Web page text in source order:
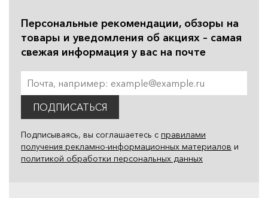
Персональные рекомендации, обзоры на
товары и уведомления об акциях – самая
свежая информация у вас на почте
ПОДПИСАТЬСЯ
Подписываясь, вы соглашаетесь с правилами
получения рекламно-информационных материалов и
политикой обработки персональных данных